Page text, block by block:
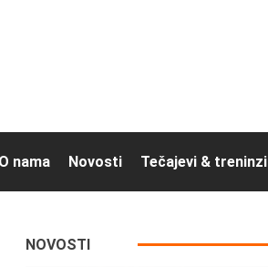
nama Novosti Tečajevi & treninzi
NOVOSTI